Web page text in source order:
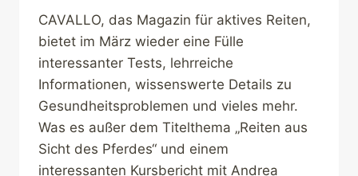
CAVALLO, das Magazin für aktives Reiten,
bietet im März wieder eine Fülle
interessanter Tests, lehrreiche
Informationen, wissenswerte Details zu
Gesundheitsproblemen und vieles mehr.
Was es außer dem Titelthema „Reiten aus
Sicht des Pferdes“ und einem
interessanten Kursbericht mit Andrea